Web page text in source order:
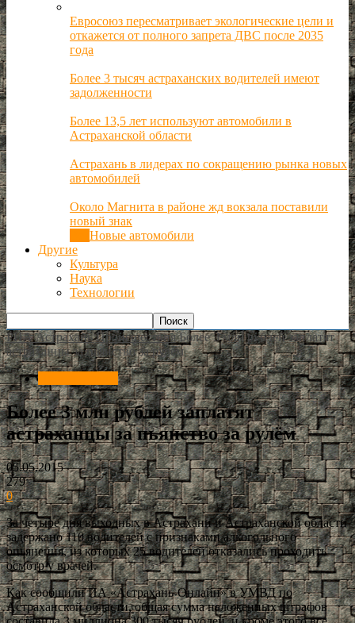
Евросоюз пересматривает экологические цели и
откажется от полного запрета ДВС после 2035
года
Более 3 тысяч астраханских водителей имеют
задолженности
Более 13,5 лет используют автомобили в
Астраханской области
Астрахань в лидерах по сокращению рынка новых
автомобилей
Около Магнита в районе жд вокзала поставили
новый знак
Новые автомобили
Другие
Культура
Наука
Технологии
РИА Астрахань Происшествия Более 3 млн рублей заплатят
астраханцы за пьянство за рулём
Более 3 млн рублей заплатят
астраханцы за пьянство за рулём
05.05.2015
279
0
За четыре дня выходных в Астрахани и Астраханской области
задержано 110 водителей с признаками алкогольного
опьянения, из которых 25 водителей отказались проходить
осмотр у врачей.
Как сообщили ИА «Астрахань-Онлайн» в УМВД по
Астраханской области, общая сумма наложенных штрафов